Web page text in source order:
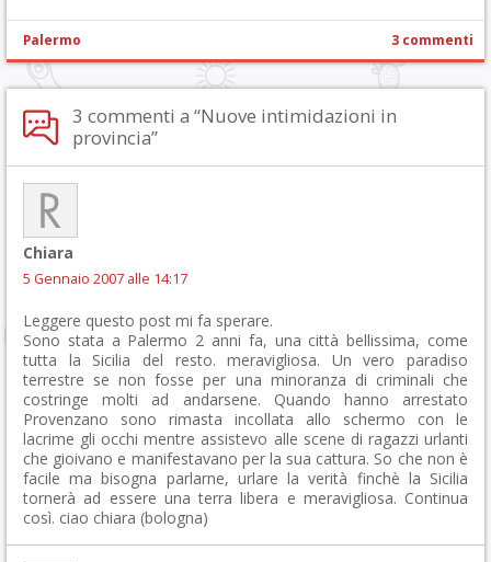
Palermo 3 commenti
3 commenti a “Nuove intimidazioni in
provincia”
Chiara
5 Gennaio 2007 alle 14:17
Leggere questo post mi fa sperare.
Sono stata a Palermo 2 anni fa, una città bellissima, come
tutta la Sicilia del resto. meravigliosa. Un vero paradiso
terrestre se non fosse per una minoranza di criminali che
costringe molti ad andarsene. Quando hanno arrestato
Provenzano sono rimasta incollata allo schermo con le
lacrime gli occhi mentre assistevo alle scene di ragazzi urlanti
che gioivano e manifestavano per la sua cattura. So che non è
facile ma bisogna parlarne, urlare la verità finchè la Sicilia
tornerà ad essere una terra libera e meravigliosa. Continua
così. ciao chiara (bologna)